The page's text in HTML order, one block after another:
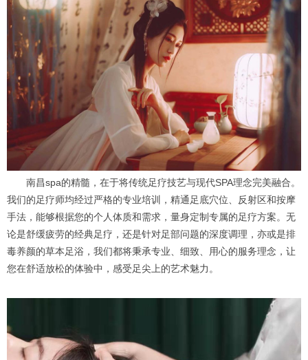
南昌spa的精髓，在于将传统足疗技艺与现代SPA理念完美融合。
我们的足疗师均经过严格的专业培训，精通足底穴位、反射区和按摩
手法，能够根据您的个人体质和需求，量身定制专属的足疗方案。无
论是舒缓疲劳的经典足疗，还是针对足部问题的深度调理，亦或是排
毒养颜的草本足浴，我们都将秉承专业、细致、用心的服务理念，让
您在舒适放松的体验中，感受足尖上的艺术魅力。